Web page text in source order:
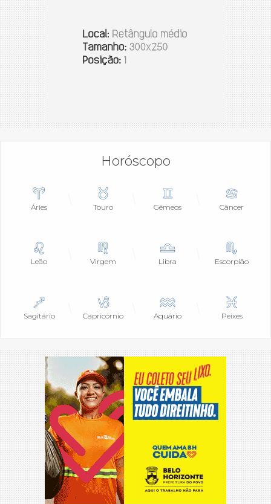
Horóscopo
Áries Touro Gêmeos Câncer
Leão Virgem Libra Escorpião
Sagitário Capricórnio Aquário Peixes